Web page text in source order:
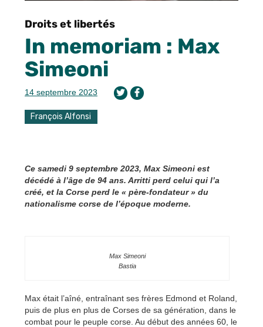
Droits et libertés
In memoriam : Max
Simeoni
14 septembre 2023
François Alfonsi
Ce samedi 9 septembre 2023, Max Simeoni est
décédé à l’âge de 94 ans. Arritti perd celui qui l’a
créé, et la Corse perd le « père-fondateur » du
nationalisme corse de l’époque moderne.
Max Simeoni
Bastia
Max était l’aîné, entraînant ses frères Edmond et Roland,
puis de plus en plus de Corses de sa génération, dans le
combat pour le peuple corse. Au début des années 60, le